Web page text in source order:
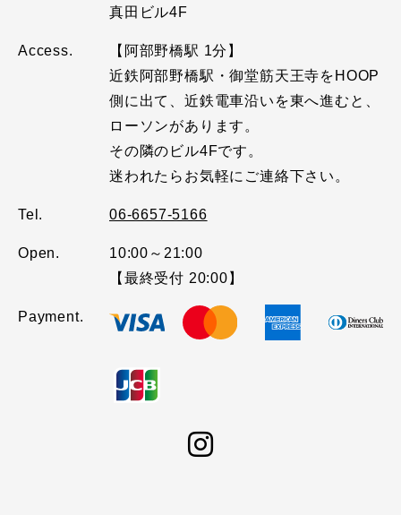
真田ビル4F
Access.
【阿部野橋駅 1分】
近鉄阿部野橋駅・御堂筋天王寺をHOOP
側に出て、近鉄電車沿いを東へ進むと、
ローソンがあります。
その隣のビル4Fです。
迷われたらお気軽にご連絡下さい。
Tel. 06-6657-5166
Open.
10:00～21:00
【最終受付 20:00】
Payment.